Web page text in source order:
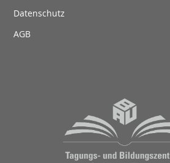
Datenschutz
AGB